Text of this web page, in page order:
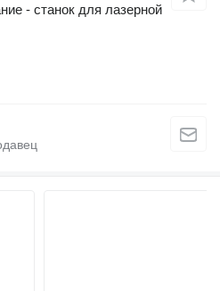
- станок для лазерной